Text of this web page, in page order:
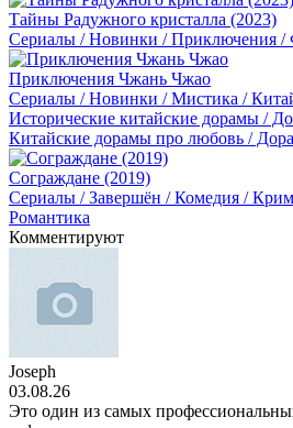
Тайны Радужного кристалла (2023)
Сериалы / Новинки / Приключения /
Приключения Чжань Чжао
Сериалы / Новинки / Мистика /
Исторические китайские дорамы /
Китайские дорамы про любовь /
Сограждане (2019)
Сериалы / Завершён / Комедия /
Романтика
Комментируют
Joseph
03.08.26
Это один из самых